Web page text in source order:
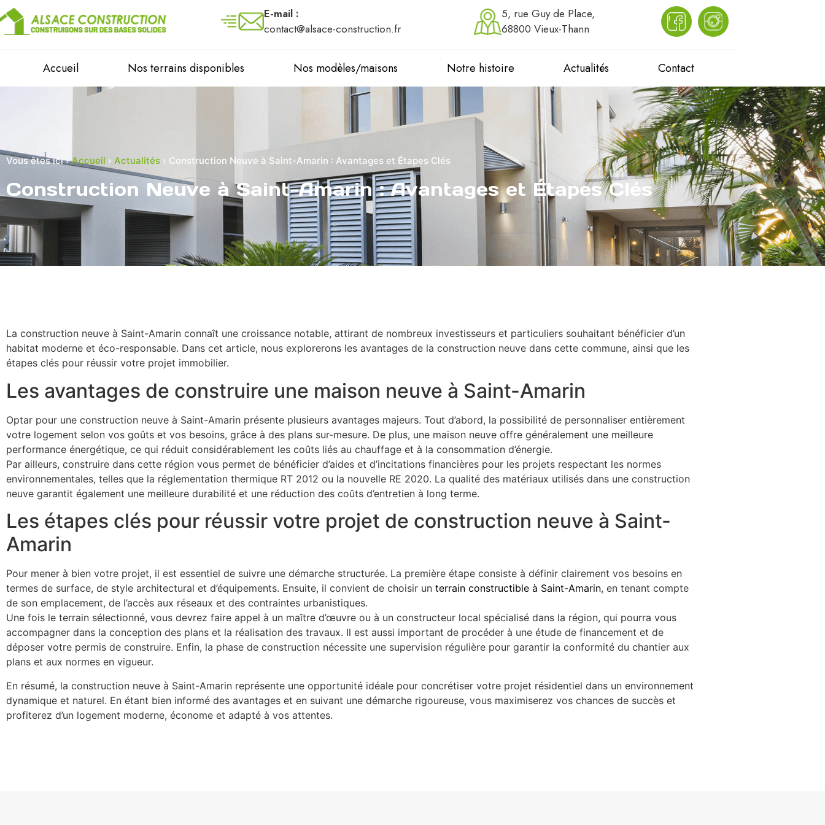
E-mail :
contact@alsace-construction.fr
5, rue Guy de Place,
68800 Vieux-Thann
Accueil Nos terrains disponibles Nos modèles/maisons Notre histoire Actualités Contact
Vous êtes ici ›Accueil › Actualités › Construction Neuve à Saint-Amarin : Avantages et Étapes Clés
Construction Neuve à Saint-Amarin : Avantages et Étapes Clés
La construction neuve à Saint-Amarin connaît une croissance notable, attirant de nombreux investisseurs et particuliers souhaitant bénéficier d’un
habitat moderne et éco-responsable. Dans cet article, nous explorerons les avantages de la construction neuve dans cette commune, ainsi que les
étapes clés pour réussir votre projet immobilier.
Les avantages de construire une maison neuve à Saint-Amarin
Optar pour une construction neuve à Saint-Amarin présente plusieurs avantages majeurs. Tout d’abord, la possibilité de personnaliser entièrement
votre logement selon vos goûts et vos besoins, grâce à des plans sur-mesure. De plus, une maison neuve offre généralement une meilleure
performance énergétique, ce qui réduit considérablement les coûts liés au chauffage et à la consommation d’énergie.
Par ailleurs, construire dans cette région vous permet de bénéficier d’aides et d’incitations financières pour les projets respectant les normes
environnementales, telles que la réglementation thermique RT 2012 ou la nouvelle RE 2020. La qualité des matériaux utilisés dans une construction
neuve garantit également une meilleure durabilité et une réduction des coûts d’entretien à long terme.
Les étapes clés pour réussir votre projet de construction neuve à Saint-
Amarin
Pour mener à bien votre projet, il est essentiel de suivre une démarche structurée. La première étape consiste à définir clairement vos besoins en
termes de surface, de style architectural et d’équipements. Ensuite, il convient de choisir un terrain constructible à Saint-Amarin, en tenant compte
de son emplacement, de l’accès aux réseaux et des contraintes urbanistiques.
Une fois le terrain sélectionné, vous devrez faire appel à un maître d’œuvre ou à un constructeur local spécialisé dans la région, qui pourra vous
accompagner dans la conception des plans et la réalisation des travaux. Il est aussi important de procéder à une étude de financement et de
déposer votre permis de construire. Enfin, la phase de construction nécessite une supervision régulière pour garantir la conformité du chantier aux
plans et aux normes en vigueur.
En résumé, la construction neuve à Saint-Amarin représente une opportunité idéale pour concrétiser votre projet résidentiel dans un environnement
dynamique et naturel. En étant bien informé des avantages et en suivant une démarche rigoureuse, vous maximiserez vos chances de succès et
profiterez d’un logement moderne, économe et adapté à vos attentes.